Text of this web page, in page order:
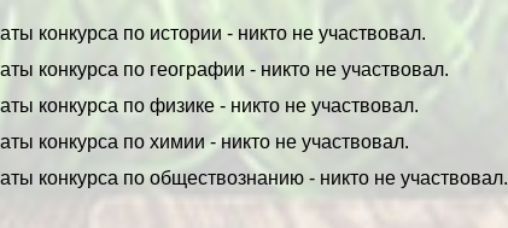
конкурса по истории - никто не участвовал.
конкурса по географии - никто не участвовал.
конкурса по физике - никто не участвовал.
конкурса по химии - никто не участвовал.
конкурса по обществознанию - никто не участвовал.